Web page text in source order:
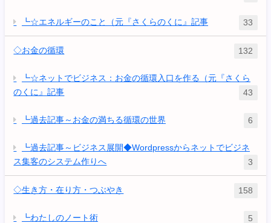
┗☆エネルギーのこと（元『さくらのくに』記事 33
◇お金の循環 132
┗☆ネットでビジネス：お金の循環入口を作る（元『さくら
のくに』記事
43
┗過去記事～お金の満ちる循環の世界 6
┗過去記事～ビジネス展開◆Wordpressからネットでビジネ
ス集客のシステム作りへ
3
◇生き方・在り方・つぶやき 158
┗わたしのノート術 5